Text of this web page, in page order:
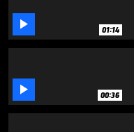
 01:14
 00:36